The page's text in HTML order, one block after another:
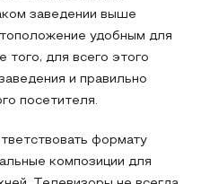
заведении выше
удобным для
того, для всего этого
и правильно
посетителя.
формату
композиции для